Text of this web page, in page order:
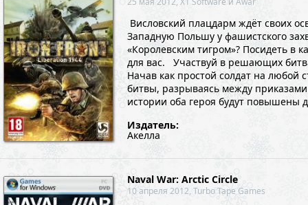
Висловский плацдарм ждёт своих
Западную Польшу у фашистского
«Королевским тигром»? Посидеть в
для вас. Участвуй в решающих
Начав как простой солдат на любой
битвы, разрываясь между
истории оба героя будут повышены
Издатель:
Акелла
Naval War: Arctic Circle
10 апреля 2012, Turbo Tape Games